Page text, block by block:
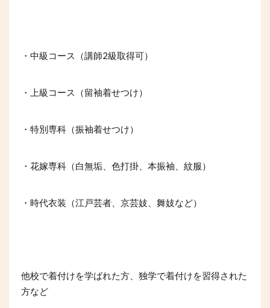
・中級コース（講師2級取得可）
・上級コース（留袖着せつけ）
・特別専科（振袖着せつけ）
・花嫁専科（白無垢、色打掛、本振袖、紋服）
・時代衣装（江戸芸者、京芸妓、舞妓など）
他校で着付けを学ばれた方、独学で着付けを習得された
方など